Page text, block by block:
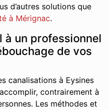
d’autres solutions que
à Mérignac.
à un professionnel
de vos
canalisations à Eysines
contrairement à
Les méthodes et